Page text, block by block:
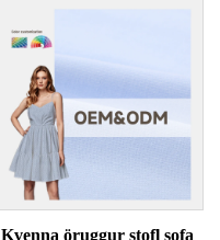
Kvenna öruggur stofl sofa